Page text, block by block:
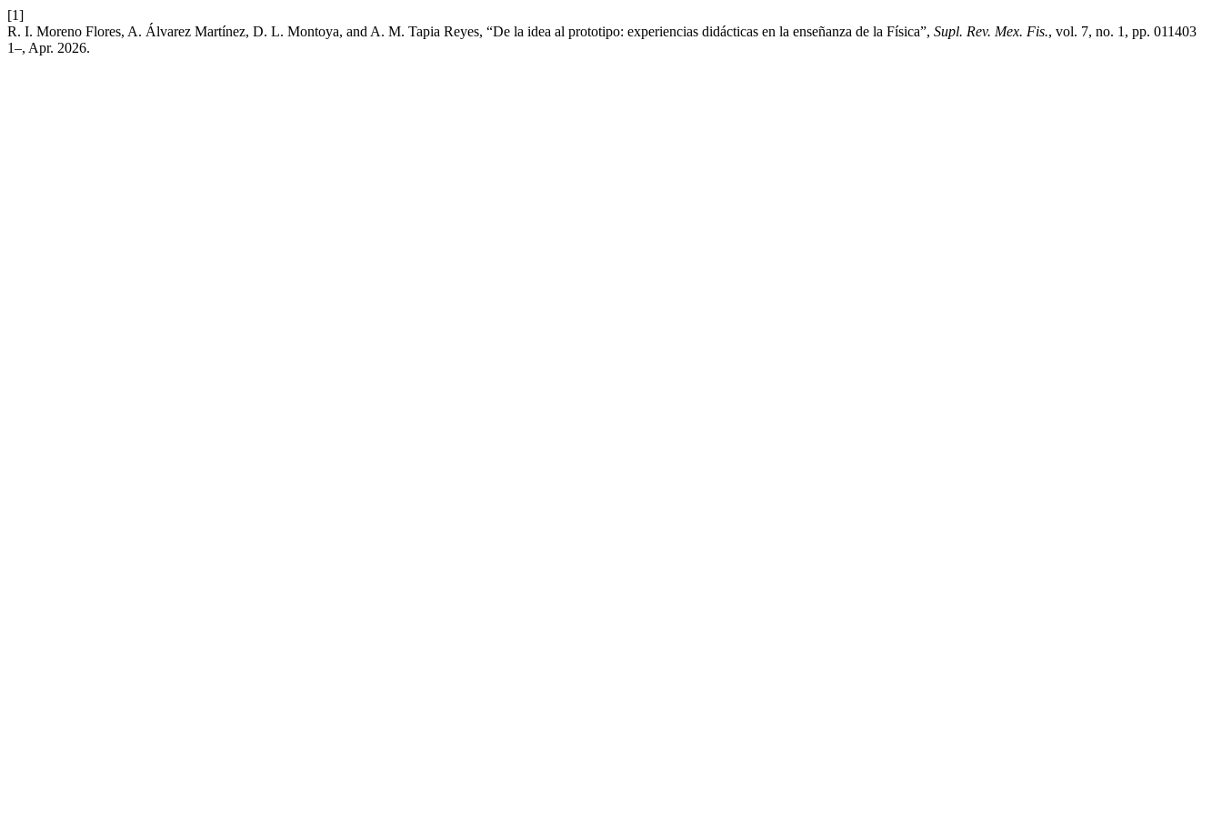
[1]
R. I. Moreno Flores, A. Álvarez Martínez, D. L. Montoya, and A. M. Tapia Reyes, “De la idea al prototipo: experiencias didácticas en la enseñanza de la Física”, Supl. Rev. Mex. Fis., vol. 7, no. 1, pp. 011403
1–, Apr. 2026.